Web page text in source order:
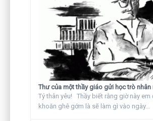
Thư của một thầy giáo gửi học trò nhân
Tý thân yêu! Thầy biết rằng giờ này em
khoăn ghê gớm là sẽ làm gì vào ngày...